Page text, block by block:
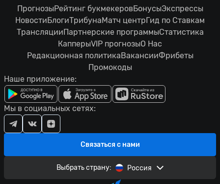
Прогнозы Рейтинг букмекеров БонусыЭкспрессы
Новости БлогиТрибуна Матч центр Гид по Ставкам
Трансляции Партнерские программыСтатистика
КапперыVIP прогнозыО Нас
Редакционная политика ВакансииФрибеты
Промокоды
Наше приложение:
Связаться с нами
Мы в социальных сетях:
Выбрать страну: Россия